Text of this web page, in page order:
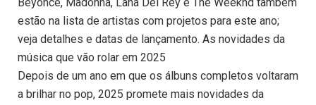
estão na lista de artistas com projetos para este ano;
veja detalhes e datas de lançamento. As novidades da
música que vão rolar em 2025
Depois de um ano em que os álbuns completos voltaram
a brilhar no pop, 2025 promete mais novidades da